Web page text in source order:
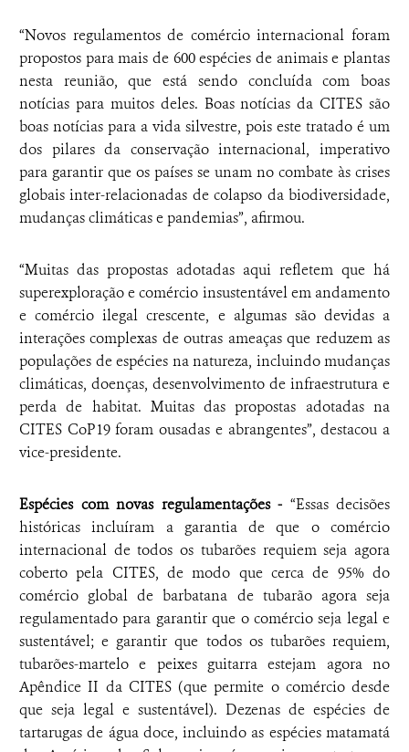
“Novos regulamentos de comércio internacional foram
propostos para mais de 600 espécies de animais e plantas
nesta reunião, que está sendo concluída com boas
notícias para muitos deles. Boas notícias da CITES são
boas notícias para a vida silvestre, pois este tratado é um
dos pilares da conservação internacional, imperativo
para garantir que os países se unam no combate às crises
globais inter-relacionadas de colapso da biodiversidade,
mudanças climáticas e pandemias”, afirmou.
“Muitas das propostas adotadas aqui refletem que há
superexploração e comércio insustentável em andamento
e comércio ilegal crescente, e algumas são devidas a
interações complexas de outras ameaças que reduzem as
populações de espécies na natureza, incluindo mudanças
climáticas, doenças, desenvolvimento de infraestrutura e
perda de habitat. Muitas das propostas adotadas na
CITES CoP19 foram ousadas e abrangentes”, destacou a
vice-presidente.
Espécies com novas regulamentações - “Essas decisões
históricas incluíram a garantia de que o comércio
internacional de todos os tubarões requiem seja agora
coberto pela CITES, de modo que cerca de 95% do
comércio global de barbatana de tubarão agora seja
regulamentado para garantir que o comércio seja legal e
sustentável; e garantir que todos os tubarões requiem,
tubarões-martelo e peixes guitarra estejam agora no
Apêndice II da CITES (que permite o comércio desde
que seja legal e sustentável). Dezenas de espécies de
tartarugas de água doce, incluindo as espécies matamatá